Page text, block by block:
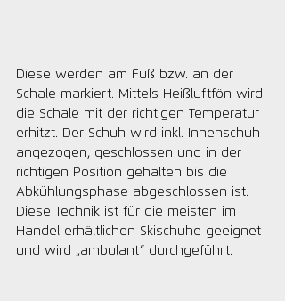
Diese werden am Fuß bzw. an der
Schale markiert. Mittels Heißluftfön wird
die Schale mit der richtigen Temperatur
erhitzt. Der Schuh wird inkl. Innenschuh
angezogen, geschlossen und in der
richtigen Position gehalten bis die
Abkühlungsphase abgeschlossen ist.
Diese Technik ist für die meisten im
Handel erhältlichen Skischuhe geeignet
und wird „ambulant“ durchgeführt.